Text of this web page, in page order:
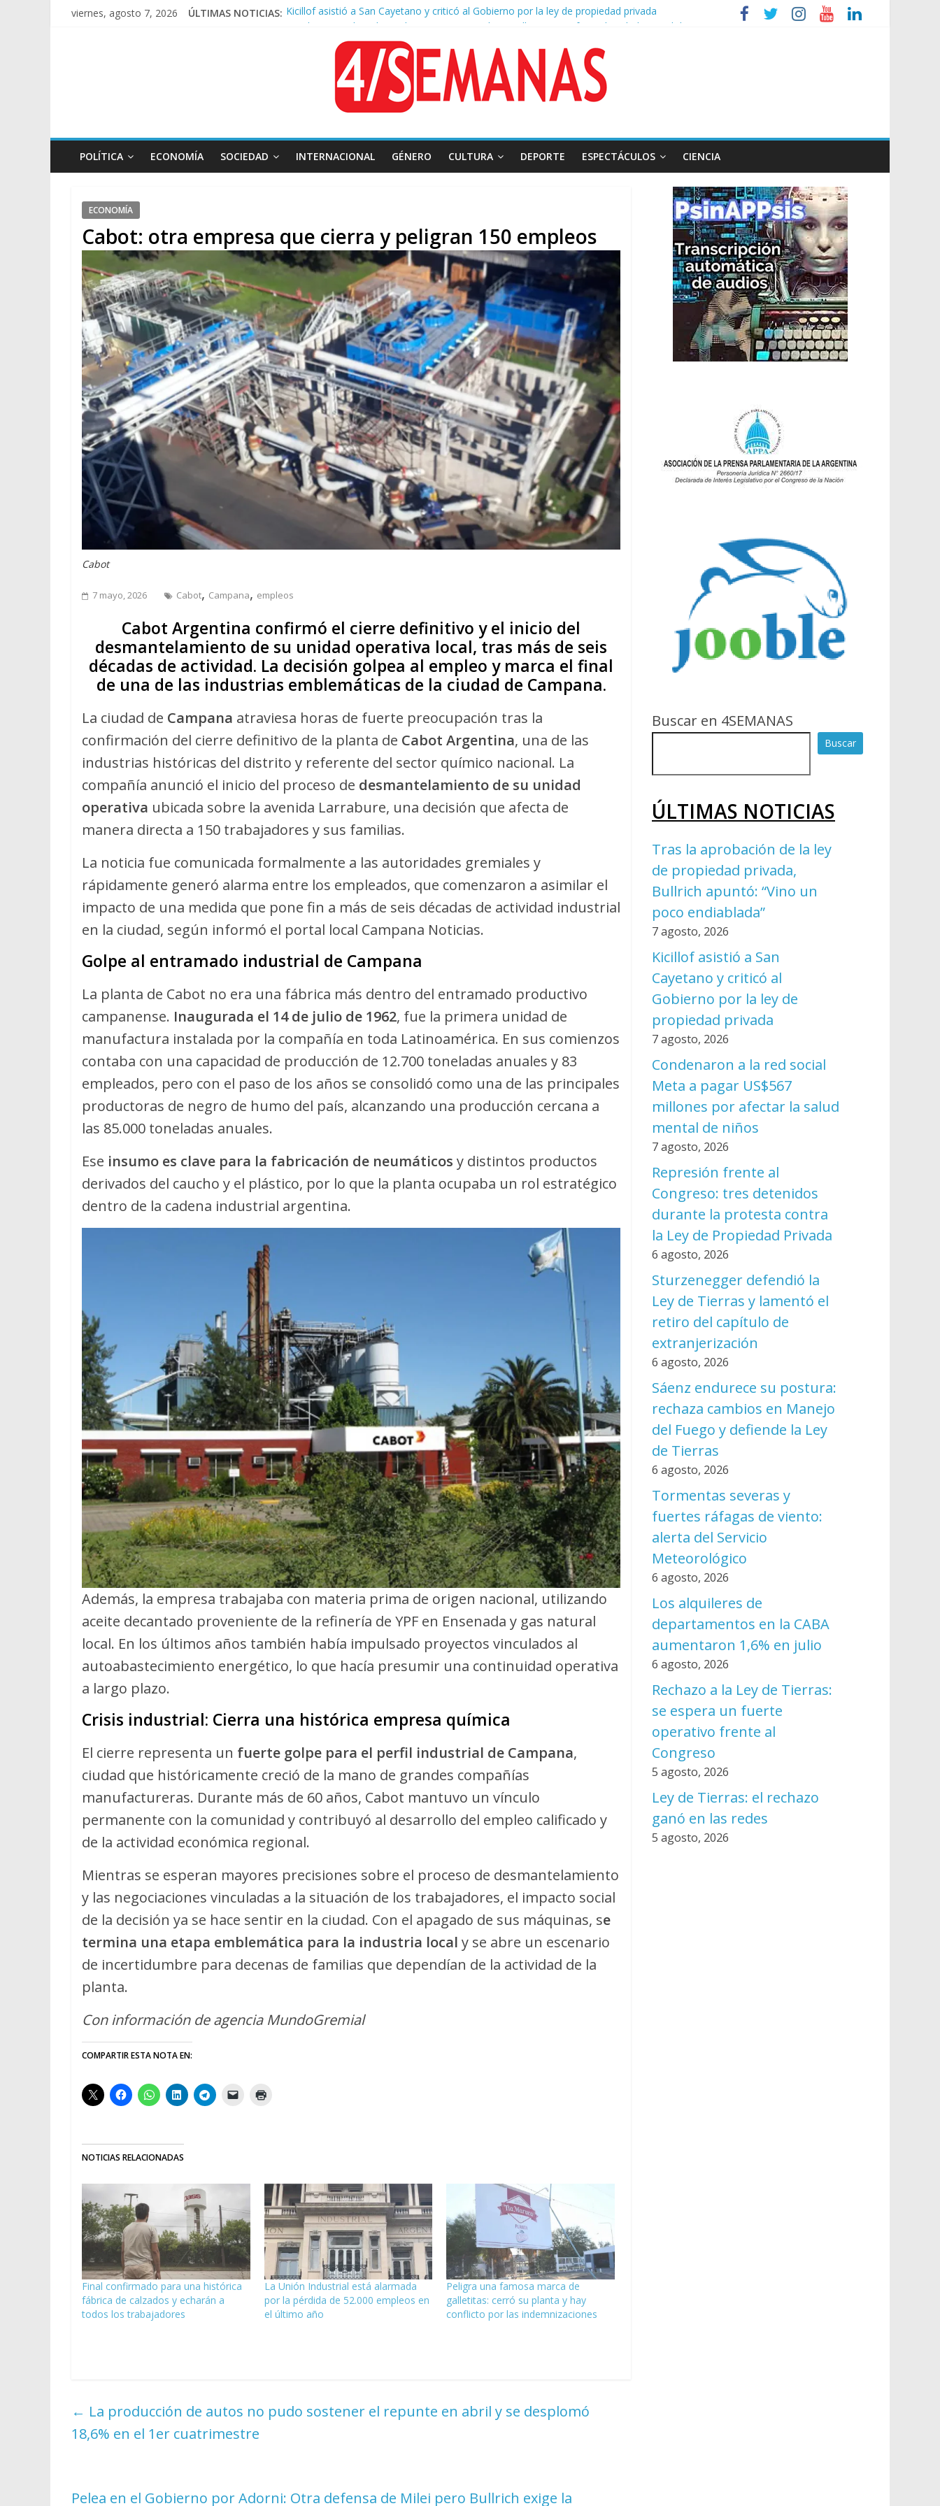
viernes, agosto 7, 2026 ÚLTIMAS NOTICIAS: Kicillof asistió a San Cayetano y criticó al Gobierno por la ley de propiedad privada
Represión frente al Congreso: tres detenidos durante la protesta contra la Ley de Propiedad Privada
Sturzenegger defendió la Ley de Tierras y lamentó el retiro del capítulo de extranjerización
Tras la aprobación de la ley de propiedad privada, Bullrich apuntó: “Vino un poco endiablada”
POLÍTICA ECONOMÍA SOCIEDAD INTERNACIONAL GÉNERO CULTURA DEPORTE ESPECTÁCULOS CIENCIA
ECONOMÍA
Cabot: otra empresa que cierra y peligran 150 empleos
Cabot
7 mayo, 2026 Cabot, Campana, empleos
Cabot Argentina confirmó el cierre definitivo y el inicio del
desmantelamiento de su unidad operativa local, tras más de seis
décadas de actividad. La decisión golpea al empleo y marca el final
de una de las industrias emblemáticas de la ciudad de Campana.
La ciudad de Campana atraviesa horas de fuerte preocupación tras la
confirmación del cierre definitivo de la planta de Cabot Argentina, una de las
industrias históricas del distrito y referente del sector químico nacional. La
compañía anunció el inicio del proceso de desmantelamiento de su unidad
operativa ubicada sobre la avenida Larrabure, una decisión que afecta de
manera directa a 150 trabajadores y sus familias.
La noticia fue comunicada formalmente a las autoridades gremiales y
rápidamente generó alarma entre los empleados, que comenzaron a asimilar el
impacto de una medida que pone fin a más de seis décadas de actividad industrial
en la ciudad, según informó el portal local Campana Noticias.
Golpe al entramado industrial de Campana
La planta de Cabot no era una fábrica más dentro del entramado productivo
campanense. Inaugurada el 14 de julio de 1962, fue la primera unidad de
manufactura instalada por la compañía en toda Latinoamérica. En sus comienzos
contaba con una capacidad de producción de 12.700 toneladas anuales y 83
empleados, pero con el paso de los años se consolidó como una de las principales
productoras de negro de humo del país, alcanzando una producción cercana a
las 85.000 toneladas anuales.
Ese insumo es clave para la fabricación de neumáticos y distintos productos
derivados del caucho y el plástico, por lo que la planta ocupaba un rol estratégico
dentro de la cadena industrial argentina.
Además, la empresa trabajaba con materia prima de origen nacional, utilizando
aceite decantado proveniente de la refinería de YPF en Ensenada y gas natural
local. En los últimos años también había impulsado proyectos vinculados al
autoabastecimiento energético, lo que hacía presumir una continuidad operativa
a largo plazo.
Crisis industrial: Cierra una histórica empresa química
El cierre representa un fuerte golpe para el perfil industrial de Campana,
ciudad que históricamente creció de la mano de grandes compañías
manufactureras. Durante más de 60 años, Cabot mantuvo un vínculo
permanente con la comunidad y contribuyó al desarrollo del empleo calificado y
de la actividad económica regional.
Mientras se esperan mayores precisiones sobre el proceso de desmantelamiento
y las negociaciones vinculadas a la situación de los trabajadores, el impacto social
de la decisión ya se hace sentir en la ciudad. Con el apagado de sus máquinas, se
termina una etapa emblemática para la industria local y se abre un escenario
de incertidumbre para decenas de familias que dependían de la actividad de la
planta.
Con información de agencia MundoGremial
COMPARTIR ESTA NOTA EN:
NOTICIAS RELACIONADAS
Final confirmado para una histórica
fábrica de calzados y echarán a
todos los trabajadores
La Unión Industrial está alarmada
por la pérdida de 52.000 empleos en
el último año
Peligra una famosa marca de
galletitas: cerró su planta y hay
conflicto por las indemnizaciones
← La producción de autos no pudo sostener el repunte en abril y se desplomó
18,6% en el 1er cuatrimestre
Pelea en el Gobierno por Adorni: Otra defensa de Milei pero Bullrich exige la
Buscar en 4SEMANAS
Buscar
ÚLTIMAS NOTICIAS
Tras la aprobación de la ley
de propiedad privada,
Bullrich apuntó: “Vino un
poco endiablada”
7 agosto, 2026
Kicillof asistió a San
Cayetano y criticó al
Gobierno por la ley de
propiedad privada
7 agosto, 2026
Condenaron a la red social
Meta a pagar US$567
millones por afectar la salud
mental de niños
7 agosto, 2026
Represión frente al
Congreso: tres detenidos
durante la protesta contra
la Ley de Propiedad Privada
6 agosto, 2026
Sturzenegger defendió la
Ley de Tierras y lamentó el
retiro del capítulo de
extranjerización
6 agosto, 2026
Sáenz endurece su postura:
rechaza cambios en Manejo
del Fuego y defiende la Ley
de Tierras
6 agosto, 2026
Tormentas severas y
fuertes ráfagas de viento:
alerta del Servicio
Meteorológico
6 agosto, 2026
Los alquileres de
departamentos en la CABA
aumentaron 1,6% en julio
6 agosto, 2026
Rechazo a la Ley de Tierras:
se espera un fuerte
operativo frente al
Congreso
5 agosto, 2026
Ley de Tierras: el rechazo
ganó en las redes
5 agosto, 2026